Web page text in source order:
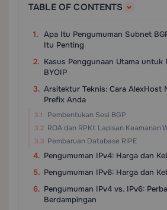
TABLE OF CONTENTS
Apa Itu Pengumuman Subnet
Itu Penting
Kasus Penggunaan Utama untuk
BYOIP
Arsitektur Teknis: Cara AlexHost
Prefix Anda
Pembentukan Sesi BGP
ROA dan RPKI: Lapisan Keamanan
Pembaruan Database RIPE
Pengumuman IPv4: Harga dan
Pengumuman IPv6: Harga dan
Pengumuman IPv4 vs. IPv6:
Berdampingan